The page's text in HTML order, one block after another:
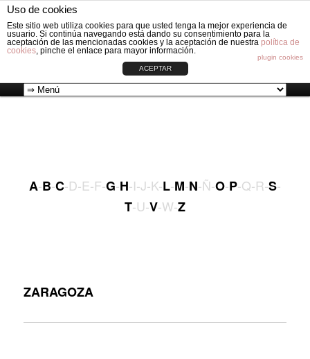
Uso de cookies
Este sitio web utiliza cookies para que usted tenga la mejor experiencia de
usuario. Si continúa navegando está dando su consentimiento para la
aceptación de las mencionadas cookies y la aceptación de nuestra política de
cookies, pinche el enlace para mayor información.
plugin cookies
ACEPTAR
VESTIDURAS ORIGINAL CIRCLE
Fabricación de vestiduras para carros de Bebé: Fundas, Sacos, Capotas,
Capazos, Sombrillas, Bolsos y Grupos cero.
Ir
principal
A-B-C-D-E-F-G-H-I-J-K-L-M-N-Ñ-O-P-Q-R-S-
T-U-V-W-Z
ZARAGOZA